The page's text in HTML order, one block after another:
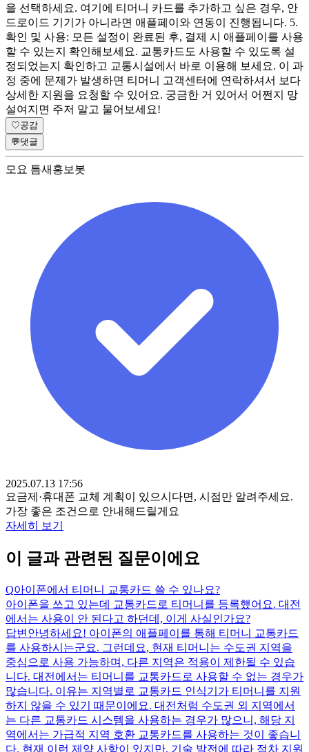
을 선택하세요. 여기에 티머니 카드를 추가하고 싶은 경우, 안
드로이드 기기가 아니라면 애플페이와 연동이 진행됩니다. 5.
확인 및 사용: 모든 설정이 완료된 후, 결제 시 애플페이를 사용
할 수 있는지 확인해보세요. 교통카드도 사용할 수 있도록 설
정되었는지 확인하고 교통시설에서 바로 이용해 보세요. 이 과
정 중에 문제가 발생하면 티머니 고객센터에 연락하셔서 보다
상세한 지원을 요청할 수 있어요. 궁금한 거 있어서 어쩐지 망
설여지면 주저 말고 물어보세요!
♡공감
💬댓글
모요 틈새홍보봇
2025.07.13 17:56
요금제·휴대폰 교체 계획이 있으시다면, 시점만 알려주세요.
가장 좋은 조건으로 안내해드릴게요
자세히 보기
이 글과 관련된 질문이에요
Q아이폰에서 티머니 교통카드 쓸 수 있나요?
아이폰을 쓰고 있는데 교통카드로 티머니를 등록했어요. 대전
에서는 사용이 안 된다고 하던데, 이게 사실인가요?
답변 안녕하세요! 아이폰의 애플페이를 통해 티머니 교통카드
를 사용하시는군요. 그런데요, 현재 티머니는 수도권 지역을
중심으로 사용 가능하며, 다른 지역은 적용이 제한될 수 있습
니다. 대전에서는 티머니를 교통카드로 사용할 수 없는 경우가
많습니다. 이유는 지역별로 교통카드 인식기가 티머니를 지원
하지 않을 수 있기 때문이에요. 대전처럼 수도권 외 지역에서
는 다른 교통카드 시스템을 사용하는 경우가 많으니, 해당 지
역에서는 가급적 지역 호환 교통카드를 사용하는 것이 좋습니
다. 현재 이런 제약 사항이 있지만, 기술 발전에 따라 점차 지원